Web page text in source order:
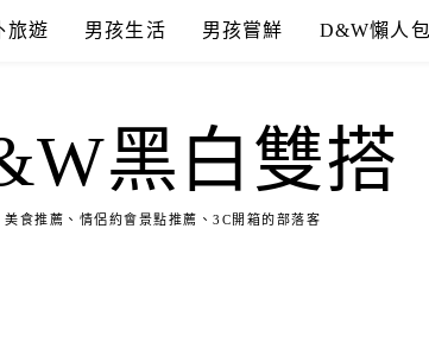
旅遊 男孩生活 男孩嘗鮮 D&W懶人
黑白雙搭
美食推薦、情侶約會景點推薦、3C開箱的部落客